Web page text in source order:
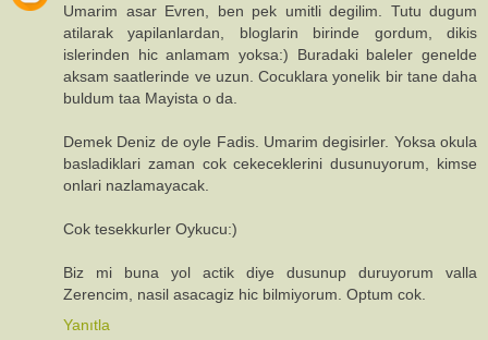
Umarim asar Evren, ben pek umitli degilim. Tutu dugum
atilarak yapilanlardan, bloglarin birinde gordum, dikis
islerinden hic anlamam yoksa:) Buradaki baleler genelde
aksam saatlerinde ve uzun. Cocuklara yonelik bir tane daha
buldum taa Mayista o da.
Demek Deniz de oyle Fadis. Umarim degisirler. Yoksa okula
basladiklari zaman cok cekeceklerini dusunuyorum, kimse
onlari nazlamayacak.
Cok tesekkurler Oykucu:)
Biz mi buna yol actik diye dusunup duruyorum valla
Zerencim, nasil asacagiz hic bilmiyorum. Optum cok.
Yanıtla